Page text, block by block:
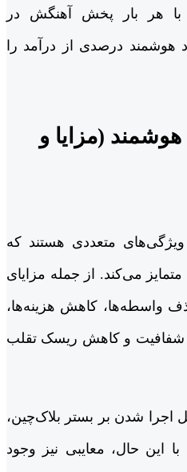
با هر بار پخش آهنگش در
هوشمند درصدی از درآمد را
(مزایا و
ویژگی‌های متعددی هستند که
متمایز می‌کند. از جمله مزایای
واسطه‌ها، کاهش هزینه‌ها،
و کاهش ریسک تقلب
اجرا شدن بر بستر بلاک‌چین،
با این حال، معایبی نیز وجود